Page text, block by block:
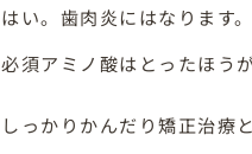
はい。歯肉炎にはなります。
必須アミノ酸はとったほう
しっかりかんだり矯正治療